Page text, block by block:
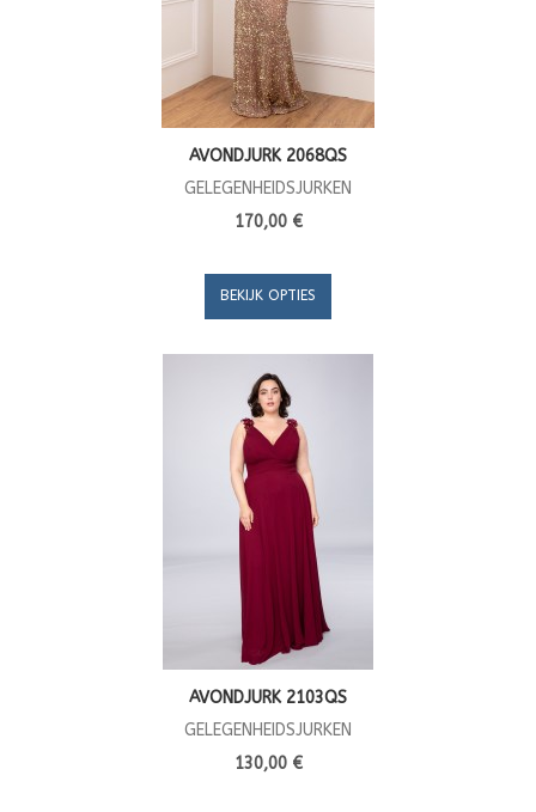
AVONDJURK 2068QS
GELEGENHEIDSJURKEN
170,00 €
BEKIJK OPTIES
AVONDJURK 2103QS
GELEGENHEIDSJURKEN
130,00 €